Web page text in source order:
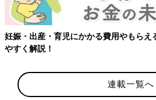
妊娠・出産・育児にかかる費用やもらえ
やすく解説！
連載一覧へ